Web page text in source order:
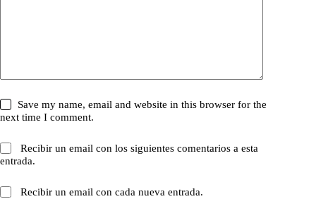
Save my name, email and website in this browser for the
next time I comment.
Recibir un email con los siguientes comentarios a esta
entrada.
Recibir un email con cada nueva entrada.